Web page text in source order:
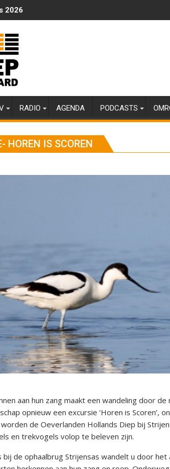
2026
RADIO AGENDA PODCASTS
HOREN IS SCOREN
aan hun zang maakt een wandeling door
opnieuw een excursie ‘Horen is Scoren’,
worden de Oeverlanden Hollands Diep bij
en trekvogels volop te beleven zijn.
bij de ophaalbrug Strijensas wandelt u door